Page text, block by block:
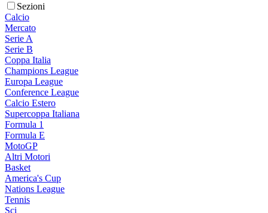
Sezioni
Calcio
Mercato
Serie A
Serie B
Coppa Italia
Champions League
Europa League
Conference League
Calcio Estero
Supercoppa Italiana
Formula 1
Formula E
MotoGP
Altri Motori
Basket
America's Cup
Nations League
Tennis
Sci